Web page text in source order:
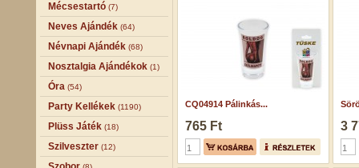
Mécsestartó (7)
Neves Ajándék (64)
Névnapi Ajándék (68)
Nosztalgia Ajándékok (1)
Óra (54)
Party Kellékek (1190)
Plüss Játék (18)
Szilveszter (12)
CQ04914 Pálinkás...
765 Ft 3